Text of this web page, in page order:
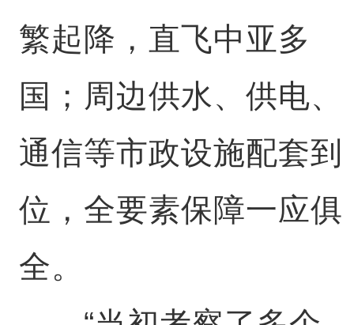
繁起降，直飞中亚多
国；周边供水、供电、
通信等市政设施配套到
位，全要素保障一应俱
全。